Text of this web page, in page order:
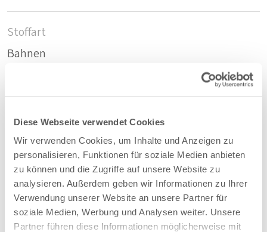
Diese Webseite verwendet Cookies
Wir verwenden Cookies, um Inhalte und Anzeigen zu
personalisieren, Funktionen für soziale Medien anbieten
zu können und die Zugriffe auf unsere Website zu
analysieren. Außerdem geben wir Informationen zu Ihrer
Verwendung unserer Website an unsere Partner für
soziale Medien, Werbung und Analysen weiter. Unsere
Partner führen diese Informationen möglicherweise mit
Stoffart
Bahnen
Recycelte PET-Flaschen
Zusammensetzung
100%PET
Farbe